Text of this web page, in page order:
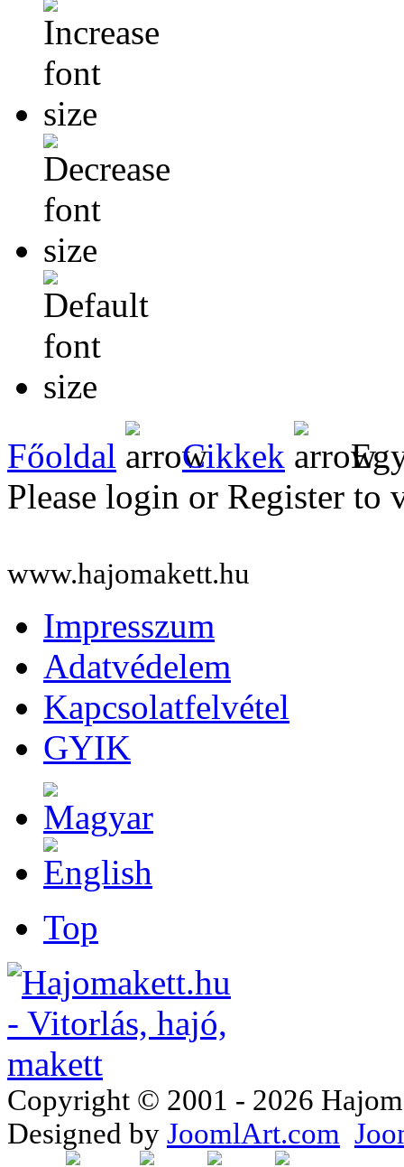
Főoldal Cikkek
Please login or Register to
www.hajomakett.hu
Impresszum
Adatvédelem
Kapcsolatfelvétel
GYIK
Top
Copyright © 2001 - 2026
Designed by JoomlArt.com